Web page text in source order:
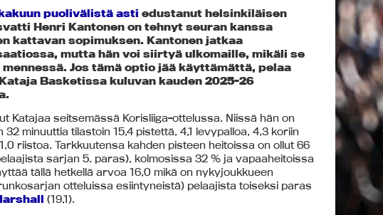
puolivälistä asti edustanut helsinkiläisen
Henri Kantonen on tehnyt seuran kanssa
kattavan sopimuksen. Kantonen jatkaa
mutta hän voi siirtyä ulkomaille, mikäli se
mennessä. Jos tämä optio jää käyttämättä, pelaa
Basketissa kuluvan kauden 2025-26
Katajaa seitsemässä Korisliiga-ottelussa. Niissä hän on
minuuttia tilastoin 15,4 pistettä, 4,1 levypalloa, 4,3 koriin
riistoa. Tarkkuutensa kahden pisteen heitoissa on ollut 66
sarjan 5. paras), kolmosissa 32 % ja vapaaheitoissa
tällä hetkellä arvoa 16,0 mikä on nykyjoukkueen
otteluissa esiintyneistä) pelaajista toiseksi paras
(19,1).